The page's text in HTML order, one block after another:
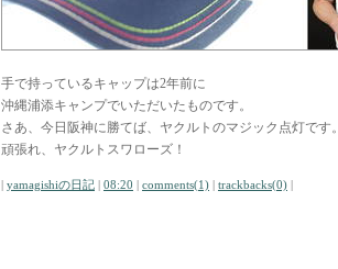
手で持っているキャップは2年前に
沖縄浦添キャンプでいただいたものです。
さあ、今日阪神に勝てば、ヤクルトのマジック点灯です。
頑張れ、ヤクルトスワローズ！
| yamagishiの日記 | 08:20 | comments(1) | trackbacks(0) |